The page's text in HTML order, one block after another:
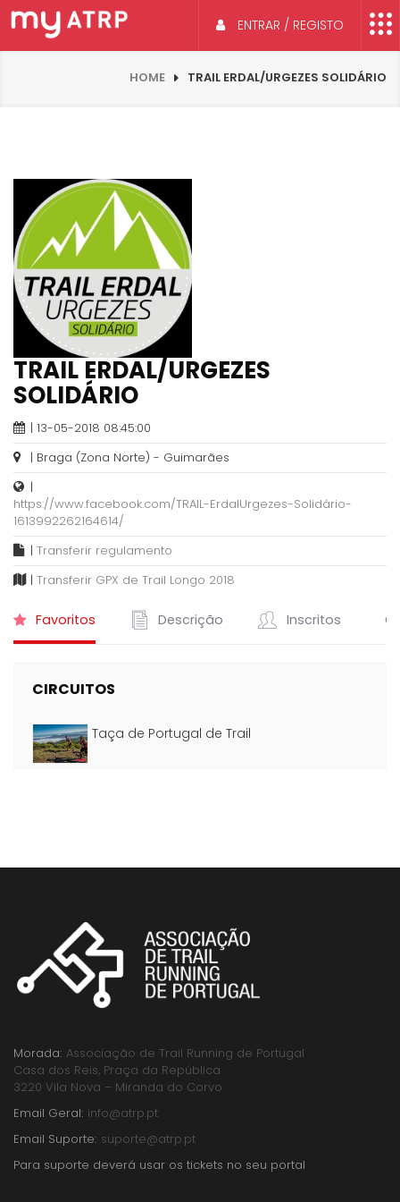
ENTRAR / REGISTO
HOME TRAIL ERDAL/URGEZES SOLIDÁRIO
TRAIL ERDAL/URGEZES
SOLIDÁRIO
| 13-05-2018 08:45:00
| Braga (Zona Norte) - Guimarães
|
https://www.facebook.com/TRAIL-ErdalUrgezes-Solidário-
1613992262164614/
| Transferir regulamento
| Transferir GPX de Trail Longo 2018
Favoritos Descrição Inscritos
CIRCUITOS
Taça de Portugal de Trail
Morada: Associação de Trail Running de Portugal
Casa dos Reis, Praça da República
3220 Vila Nova – Miranda do Corvo
Email Geral: info@atrp.pt
Email Suporte: suporte@atrp.pt
Para suporte deverá usar os tickets no seu portal